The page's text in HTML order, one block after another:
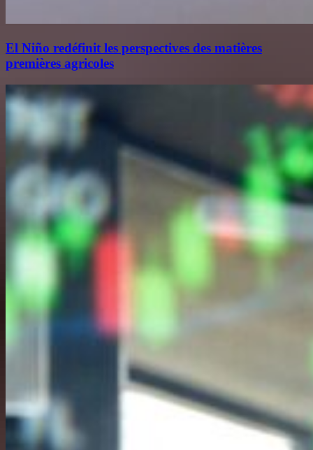
El Niño redéfinit les perspectives des matières
premières agricoles